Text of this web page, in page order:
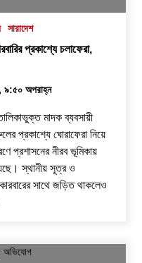
সারাদেশ
প্রকাশ্যে চলাফেরা,
অপরাহ্ন
মাদক ব্যবসায়ী
প্রকাশ্যে ঘোরাফেরা নিয়ে
প্রশাসনের নীরব ভূমিকায়
স্থানীয় সূত্র ও
সাথে জড়িত থাকলেও